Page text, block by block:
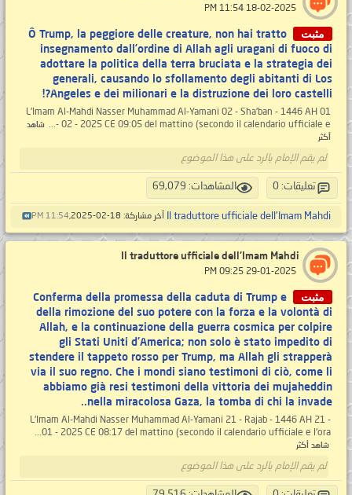
مثبت
Ô Trump, la peggiore delle creature, non hai tratto
insegnamento dall’ordine di Allah agli uragani di fuoco di
adottare la politica della terra bruciata e la strategia dei
generali, causando lo sfollamento degli abitanti di Los
Angeles e dei milionari e la distruzione dei loro castelli?!
L'Imam Al-Mahdi Nasser Muhammad Al-Yamani 02 - Sha'ban - 1446 AH 01
- 02 - 2025 CE 09:05 del mattino (secondo il calendario ufficiale e...
شاهد
أكثر
لم يقم الإمام بالرد على هذا الموضوع
تعليقات: 0 المشاهدات: 69,079
Il traduttore ufficiale dell'Imam Mahdi آخر مشاركة: 18-02-2025, 11:54 PM
Il traduttore ufficiale dell'Imam Mahdi
مثبت
Conferma della promessa della caduta di Trump e
della rimozione del suo potere con la forza e la volontà di
Allah, e la continuazione della guerra cosmica per colpire
gli Stati Uniti d'America; non solo è stato impedito di
stendere il tappeto rosso per Trump, ma Allah gli strapperà
via il suo regno. Che i mondi siano testimoni di ciò, come li
abbiamo già resi testimoni della vittoria dei mujaheddin
nella miracolosa Gaza, la tomba di chi la invade..
L'Imam Al-Mahdi Nasser Muhammad Al-Yamani 21 - Rajab - 1446 AH 21 -
01 - 2025 CE 08:17 del mattino (secondo il calendario ufficiale e l'ora...
شاهد أكثر
لم يقم الإمام بالرد على هذا الموضوع